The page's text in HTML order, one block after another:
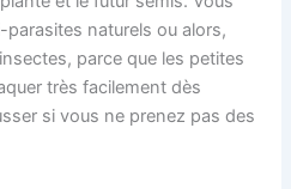
naturels ou alors,
parce que les petites
très facilement dès
si vous ne prenez pas des